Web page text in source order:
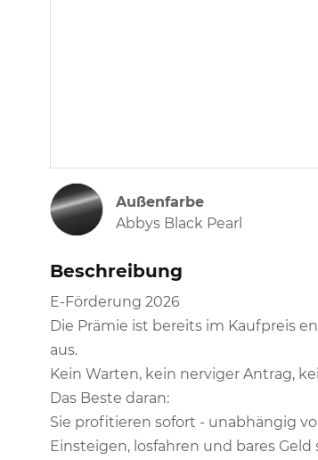
Außenfarbe
Abbys Black Pearl
Beschreibung
E-Förderung 2026
Die Prämie ist bereits im Kaufpreis
aus.
Kein Warten, kein nerviger Antrag,
Das Beste daran:
Sie profitieren sofort - unabhängig
Einsteigen, losfahren und bares Geld